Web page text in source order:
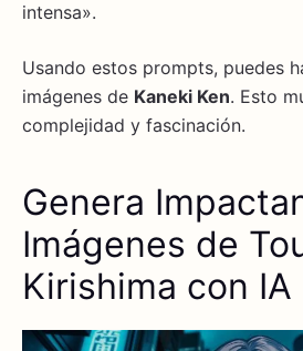
intensa».
Usando estos prompts, puedes
imágenes de Kaneki Ken. Esto
complejidad y fascinación.
Genera
Imágenes de
Kirishima con IA